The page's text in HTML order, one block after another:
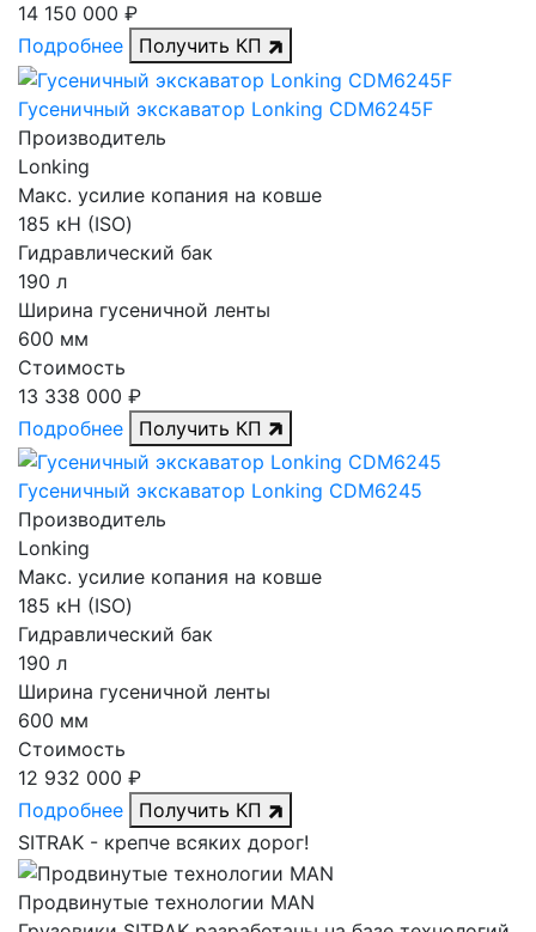
14 150 000 ₽
Подробнее
Получить КП
Гусеничный экскаватор Lonking CDM6245F
Производитель
Lonking
Макс. усилие копания на ковше
185 кН (ISO)
Гидравлический бак
190 л
Ширина гусеничной ленты
600 мм
Стоимость
13 338 000 ₽
Подробнее
Получить КП
Гусеничный экскаватор Lonking CDM6245
Производитель
Lonking
Макс. усилие копания на ковше
185 кН (ISO)
Гидравлический бак
190 л
Ширина гусеничной ленты
600 мм
Стоимость
12 932 000 ₽
Подробнее
Получить КП
SITRAK - крепче всяких дорог!
Продвинутые технологии MAN